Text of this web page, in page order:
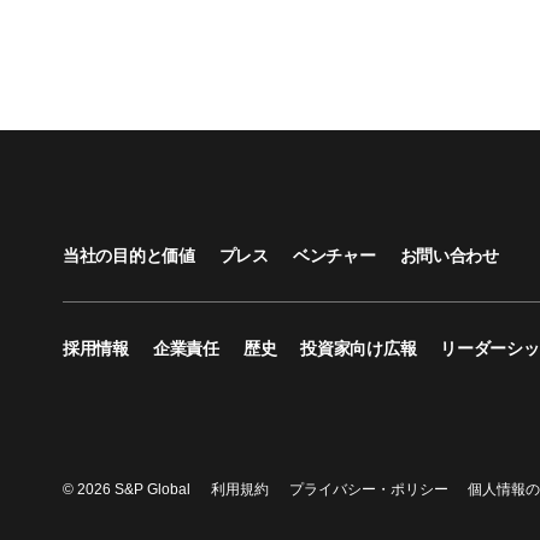
当社の目的と価値 プレス ベンチャー お問い合わせ
採用情報 企業責任 歴史 投資家向け広報 リーダーシ
© 2026 S&P Global 利用規約 プライバシー・ポリシー 個人情報